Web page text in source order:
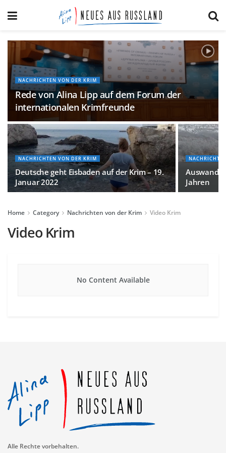
NACHRICHTEN VON DER KRIM
Rede von Alina Lipp auf dem Forum der
internationalen Krimfreunde
NACHRICHTEN VON DER KRIM
Deutsche geht Eisbaden auf der Krim – 19.
Januar 2022
Jahren
Home Category Nachrichten von der Krim Video Krim
Video Krim
No Content Available
Alle Rechte vorbehalten.